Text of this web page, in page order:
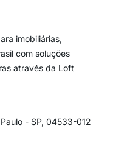
imobiliárias,
com soluções
através da Loft
- SP, 04533-012